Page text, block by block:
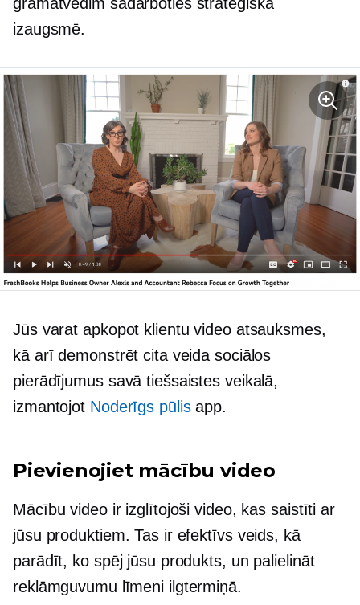
izaugsmē.
Jūs varat apkopot klientu video atsauksmes,
kā arī demonstrēt cita veida sociālos
pierādījumus savā tiešsaistes veikalā,
izmantojot Noderīgs pūlisapp.
Pievienojiet mācību video
Mācību video ir izglītojoši video, kas saistīti ar
jūsu produktiem. Tas ir efektīvs veids, kā
parādīt, ko spēj jūsu produkts, un palielināt
reklāmguvumu līmeni ilgtermiņā.